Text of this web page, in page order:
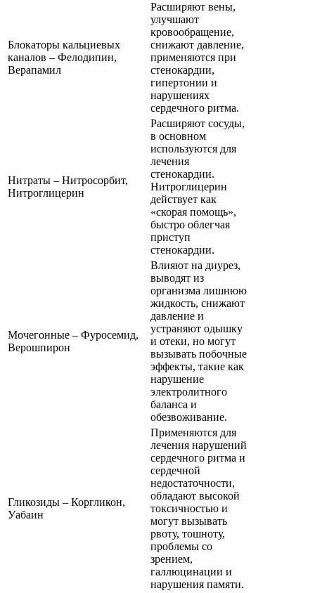
Блокаторы кальциевых
каналов – Фелодипин,
Верапамил
Расширяют вены,
улучшают
кровообращение,
снижают давление,
применяются при
стенокардии,
гипертонии и
нарушениях
сердечного ритма.
Нитраты – Нитросорбит,
Нитроглицерин
Расширяют сосуды,
в основном
используются для
лечения
стенокардии.
Нитроглицерин
действует как
«скорая помощь»,
быстро облегчая
приступ
стенокардии.
Мочегонные – Фуросемид,
Верошпирон
Влияют на диурез,
выводят из
организма лишнюю
жидкость, снижают
давление и
устраняют одышку
и отеки, но могут
вызывать побочные
эффекты, такие как
нарушение
электролитного
баланса и
обезвоживание.
Гликозиды – Коргликон,
Уабаин
Применяются для
лечения нарушений
сердечного ритма и
сердечной
недостаточности,
обладают высокой
токсичностью и
могут вызывать
рвоту, тошноту,
проблемы со
зрением,
галлюцинации и
нарушения памяти.